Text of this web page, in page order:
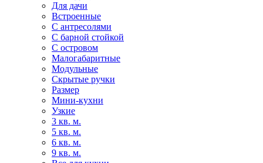
Для дачи
Встроенные
С антресолями
С барной стойкой
С островом
Малогабаритные
Модульные
Скрытые ручки
Размер
Мини-кухни
Узкие
3 кв. м.
5 кв. м.
6 кв. м.
9 кв. м.